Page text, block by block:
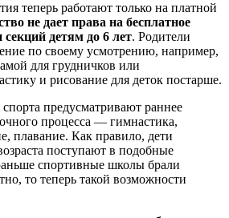
теперь работают только на платной
не дает права на бесплатное
детям до 6 лет. Родители
по своему усмотрению, например,
для грудничков или
и рисование для деток постарше.
предусматривают раннее
процесса — гимнастика,
плавание. Как правило, дети
поступают в подобные
спортивные школы брали
то теперь такой возможности